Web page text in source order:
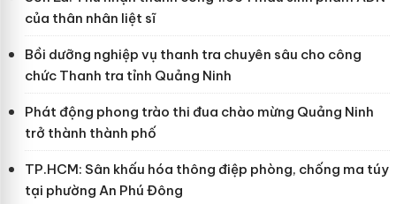
của thân nhân liệt sĩ
Bồi dưỡng nghiệp vụ thanh tra chuyên sâu cho công
chức Thanh tra tỉnh Quảng Ninh
Phát động phong trào thi đua chào mừng Quảng Ninh
trở thành thành phố
TP.HCM: Sân khấu hóa thông điệp phòng, chống ma túy
tại phường An Phú Đông